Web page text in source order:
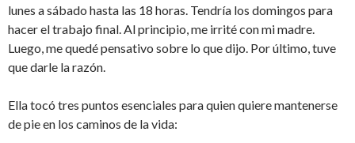
lunes a sábado hasta las 18 horas. Tendría los domingos para
hacer el trabajo final. Al principio, me irrité con mi madre.
Luego, me quedé pensativo sobre lo que dijo. Por último, tuve
que darle la razón.
Ella tocó tres puntos esenciales para quien quiere mantenerse
de pie en los caminos de la vida: